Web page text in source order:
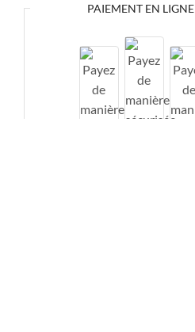
PAIEMENT EN LIGNE